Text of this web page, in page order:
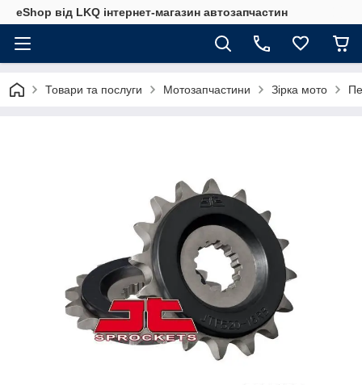
eShop від LKQ інтернет-магазин автозапчастин
Товари та послуги Мотозапчастини Зірка мото